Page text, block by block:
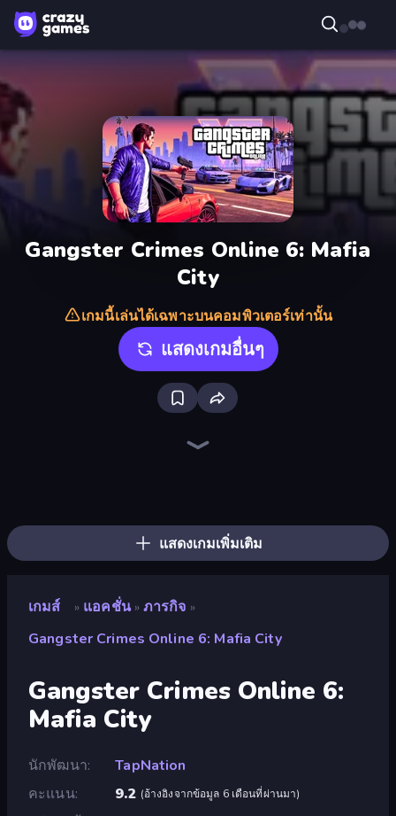
Gangster Crimes Online 6: Mafia
City
เกมนี้เล่นได้เฉพาะบนคอมพิวเตอร์เท่านั้น
แสดงเกมอื่นๆ
แสดงเกมเพิ่มเติม
เกมส์ » แอคชั่น » ภารกิจ »
Gangster Crimes Online 6: Mafia City
Gangster Crimes Online 6:
Mafia City
นักพัฒนา
TapNation
คะแนน
9.2 (อ้างอิงจากข้อมูล 6 เดือนที่ผ่านมา)